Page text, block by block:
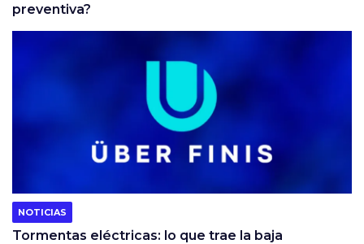
preventiva?
NOTICIAS
Tormentas eléctricas: lo que trae la baja